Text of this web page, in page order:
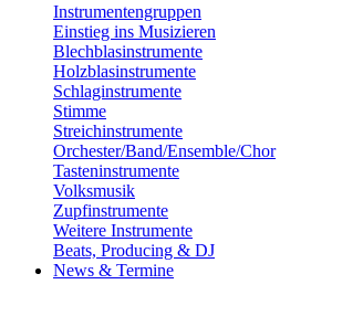
Instrumentengruppen
Einstieg ins Musizieren
Blechblasinstrumente
Holzblasinstrumente
Schlaginstrumente
Stimme
Streichinstrumente
Orchester/Band/Ensemble/Chor
Tasteninstrumente
Volksmusik
Zupfinstrumente
Weitere Instrumente
Beats, Producing & DJ
News & Termine